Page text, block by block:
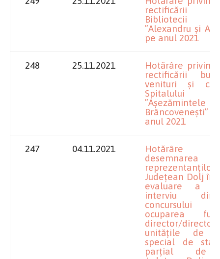
rectificării
Bibliotecii
”Alexandru și
pe anul 2021
248 25.11.2021 Hotărâre privind
rectificării
venituri și
Spitalului
”Așezămintele
Brâncovenești”
anul 2021
247 04.11.2021
Hotărâre
desemnarea
reprezentanților
Județean Dolj în
evaluare a
interviu
ocuparea
director/director
unitățile de
special de
parțial de